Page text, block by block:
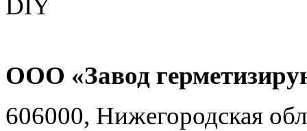
ООО «Завод
606000, Нижегородская